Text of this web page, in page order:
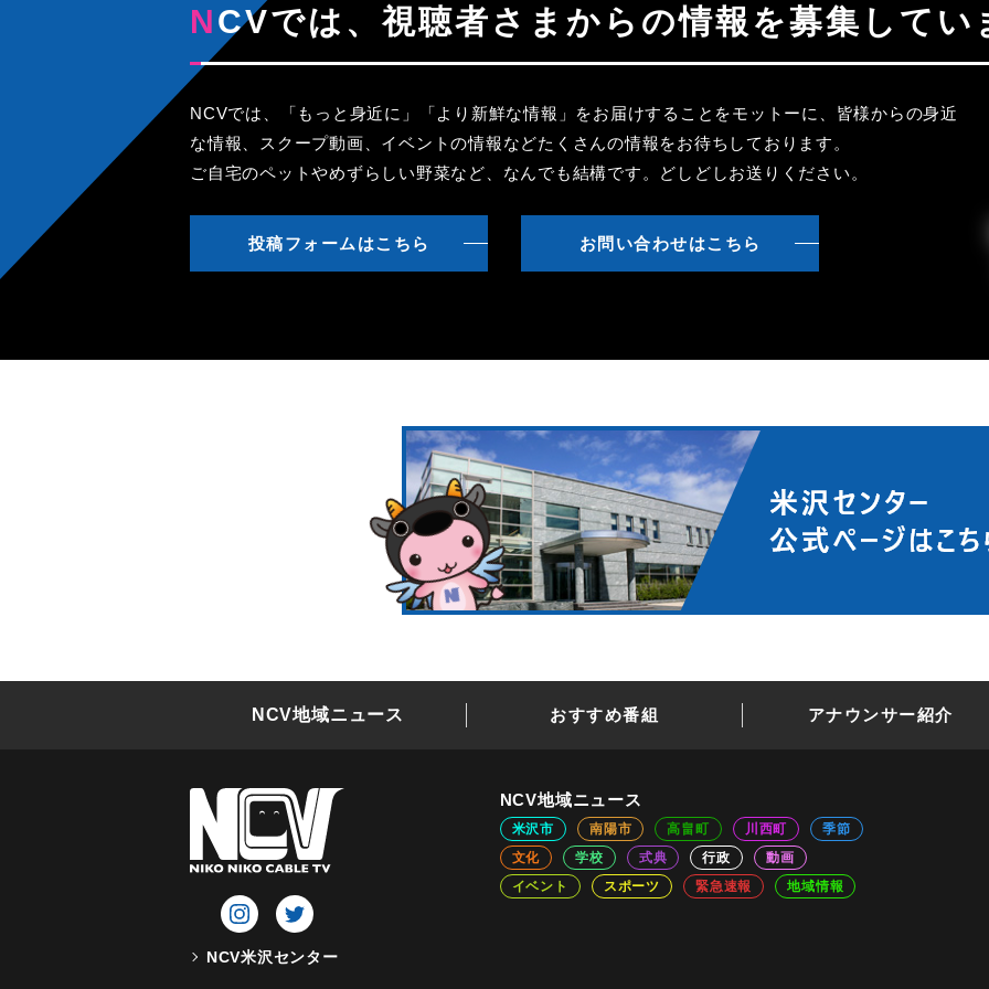
NCVでは、視聴者さまからの情報を募集してい
NCVでは、「もっと身近に」「より新鮮な情報」をお届けすることをモットーに、皆様からの身近
な情報、スクープ動画、イベントの情報などたくさんの情報をお待ちしております。
ご自宅のペットやめずらしい野菜など、なんでも結構です。どしどしお送りください。
投稿フォームはこちら お問い合わせはこちら
NCV地域ニュース おすすめ番組 アナウンサー紹介
NCV米沢センター
NCV地域ニュース
米沢市 南陽市 高畠町 川西町
季節
文化
学校 式典 行政
動画
イベント
スポーツ 緊急速報 地域情報